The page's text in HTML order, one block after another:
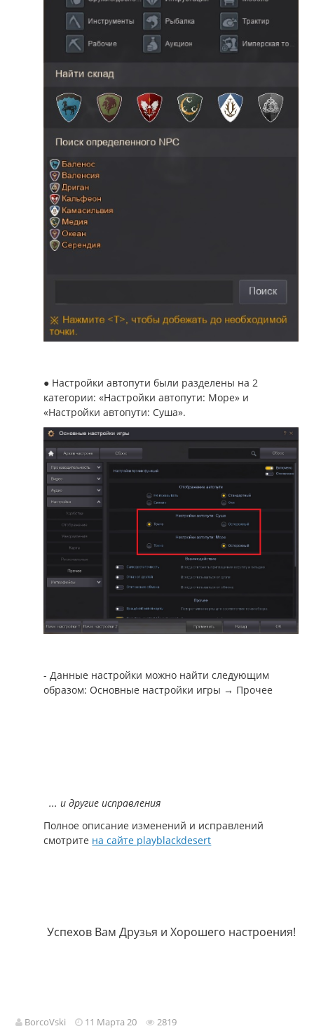
● Настройки автопути были разделены на 2
категории: «Настройки автопути: Море» и
«Настройки автопути: Суша».
- Данные настройки можно найти следующим
образом: Основные настройки игры → Прочее
... и другие исправления
Полное описание изменений и исправлений
смотрите на сайте playblackdesert
Успехов Вам Друзья и Хорошего настроения!
BorcoVski 11 Марта 20 2819